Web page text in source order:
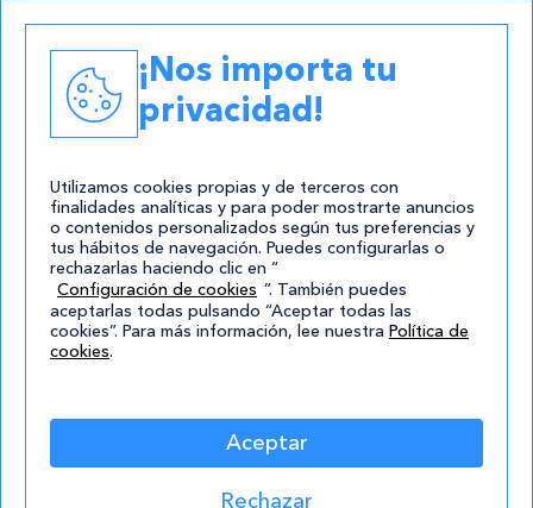
Contacto
atencion@cursos.com
Redes Sociales
Aviso Legal|Política de privacidad|Cookies|Mapa de
Sitio
¡Nos importa tu
privacidad!
Utilizamos cookies propias y de terceros con
finalidades analíticas y para poder mostrarte anuncios
o contenidos personalizados según tus preferencias y
tus hábitos de navegación. Puedes configurarlas o
rechazarlas haciendo clic en “
Configuración de cookies ”. También puedes
aceptarlas todas pulsando “Aceptar todas las
cookies”. Para más información, lee nuestra Política de
cookies.
Aceptar
Rechazar